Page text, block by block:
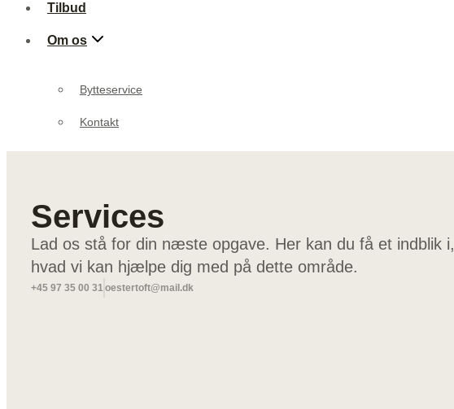
Tilbud
Om os
Bytteservice
Kontakt
Services
Lad os stå for din næste opgave. Her kan du få et indblik i,
hvad vi kan hjælpe dig med på dette område.
+45 97 35 00 31oestertoft@mail.dk